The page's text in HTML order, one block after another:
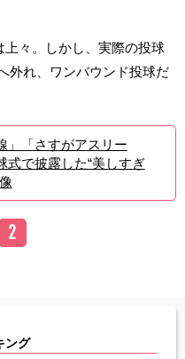
々。しかし、実際の投球
外れ、ワンバウンド投球だ
」「さすがアスリー
で披露した“美しすぎ
2
ング